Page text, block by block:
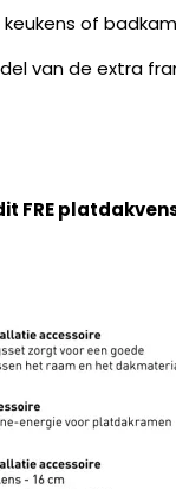
of
van de extra
FRE